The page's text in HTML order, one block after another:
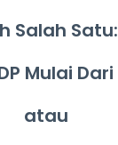
Salah Satu:
Mulai Dari
atau